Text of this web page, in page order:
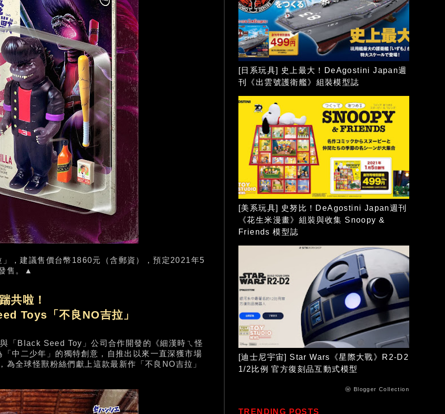
建議售價台幣1860元（含郵資），預定2021年5
售。▲
共啦！
Toys「不良NO吉拉」
Black Seed Toy」公司合作開發的《細漢時ㄟ怪
中二少年」的獨特創意，自推出以來一直深獲市場
全球怪獸粉絲們獻上這款最新作「不良NO吉拉」
[日系玩具] 史上最大！DeAgostini Japan週
刊《出雲號護衛艦》組裝模型誌
[美系玩具] 史努比！DeAgostini Japan週刊
《花生米漫畫》組裝與收集 Snoopy &
Friends 模型誌
[迪士尼宇宙] Star Wars《星際大戰》R2-D2
1/2比例 官方復刻品互動式模型
ⓦ Blogger Collection
TRENDING POSTS